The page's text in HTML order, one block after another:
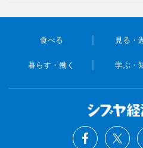
食べる 見る・
暮らす・働く 学ぶ・